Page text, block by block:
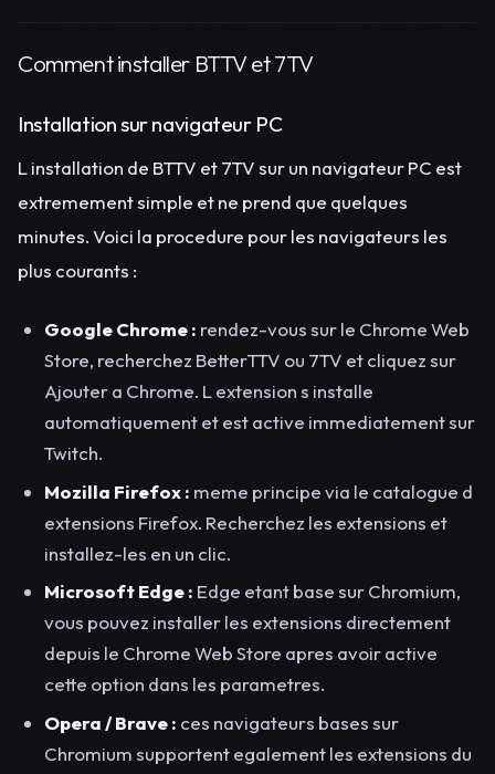
Comment installer BTTV et 7TV
Installation sur navigateur PC
L installation de BTTV et 7TV sur un navigateur PC est
extremement simple et ne prend que quelques
minutes. Voici la procedure pour les navigateurs les
plus courants :
Google Chrome : rendez-vous sur le Chrome Web
Store, recherchez BetterTTV ou 7TV et cliquez sur
Ajouter a Chrome. L extension s installe
automatiquement et est active immediatement sur
Twitch.
Mozilla Firefox : meme principe via le catalogue d
extensions Firefox. Recherchez les extensions et
installez-les en un clic.
Microsoft Edge : Edge etant base sur Chromium,
vous pouvez installer les extensions directement
depuis le Chrome Web Store apres avoir active
cette option dans les parametres.
Opera / Brave : ces navigateurs bases sur
Chromium supportent egalement les extensions du